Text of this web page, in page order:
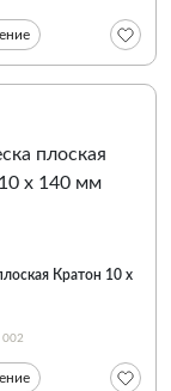
Кратон 10 х
002